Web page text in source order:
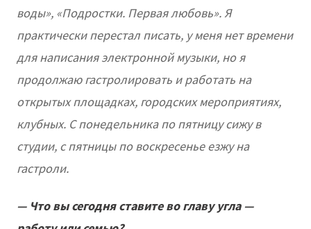
воды», «Подростки. Первая любовь». Я
практически перестал писать, у меня нет времени
для написания электронной музыки, но я
продолжаю гастролировать и работать на
открытых площадках, городских мероприятиях,
клубных. С понедельника по пятницу сижу в
студии, с пятницы по воскресенье езжу на
гастроли.
— Что вы сегодня ставите во главу угла —